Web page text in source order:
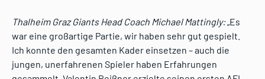
Thalheim Graz Giants Head Coach Michael Mattingly:„Es
war eine großartige Partie, wir haben sehr gut gespielt.
Ich konnte den gesamten Kader einsetzen – auch die
jungen, unerfahrenen Spieler haben Erfahrungen